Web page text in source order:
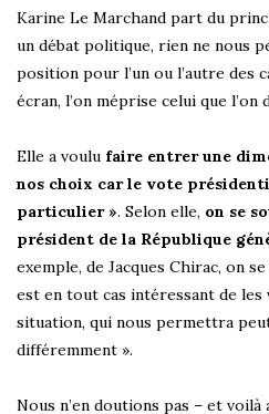
Karine Le Marchand part du
un débat politique, rien ne nous
position pour l’un ou l’autre des
écran, l’on méprise celui que
Elle a voulu faire entrer une
nos choix car le vote
particulier ». Selon elle, on se
président de la République
exemple, de Jacques Chirac, on
est en tout cas intéressant de les
situation, qui nous permettra
différemment ».
Nous n’en doutions pas – et voilà